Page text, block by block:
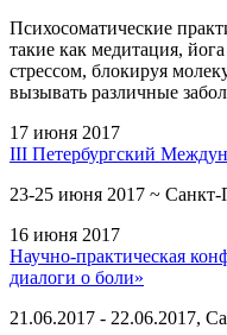
Психосоматические
такие как медитация,
стрессом, блокируя
вызывать различные
17 июня 2017
III Петербургский
23-25 июня 2017 ~ Санкт-
16 июня 2017
Научно-практическая
диалоги о боли»
21.06.2017 - 22.06.2017,